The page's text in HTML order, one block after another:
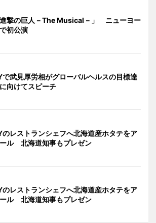
進撃の巨人－The Musical－」 ニューヨー
初公演
で武見厚労相がグローバルヘルスの目標達
向けてスピーチ
のレストランシェフへ北海道産ホタテをア
ル 北海道知事もプレゼン
のレストランシェフへ北海道産ホタテをア
ル 北海道知事もプレゼン